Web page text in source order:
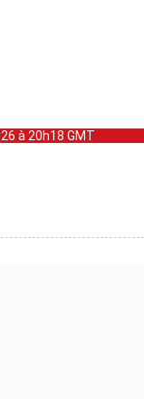
à 20h18 GMT